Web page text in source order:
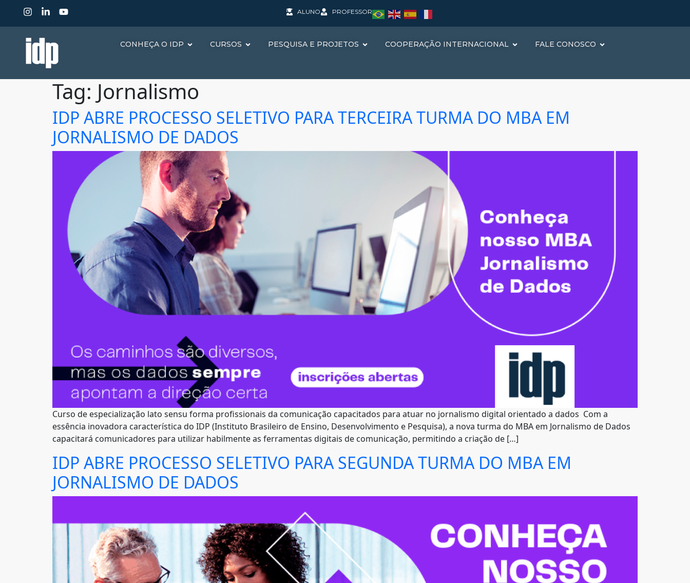
ALUNO PROFESSOR
CONHEÇA O IDP CURSOS PESQUISA E PROJETOS COOPERAÇÃO INTERNACIONAL FALE CONOSCO
Tag: Jornalismo
IDP ABRE PROCESSO SELETIVO PARA TERCEIRA TURMA DO MBA EM
JORNALISMO DE DADOS
Curso de especialização lato sensu forma profissionais da comunicação capacitados para atuar no jornalismo digital orientado a dados Com a
essência inovadora característica do IDP (Instituto Brasileiro de Ensino, Desenvolvimento e Pesquisa), a nova turma do MBA em Jornalismo de Dados
capacitará comunicadores para utilizar habilmente as ferramentas digitais de comunicação, permitindo a criação de […]
IDP ABRE PROCESSO SELETIVO PARA SEGUNDA TURMA DO MBA EM
JORNALISMO DE DADOS